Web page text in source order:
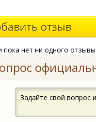
пока нет ни одного
Задайте свой вопрос